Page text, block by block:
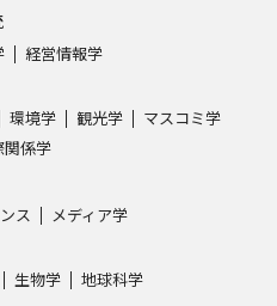
リンク
経営情報学
環境学 観光学 マスコミ学
関係学
ス メディア学
生物学 地球科学